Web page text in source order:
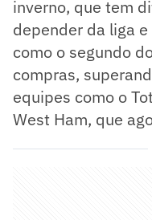
inverno, que tem
depender da liga
como o segundo
compras,
equipes como o
West Ham, que